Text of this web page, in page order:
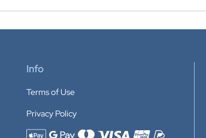
Info
Terms of Use
Privacy Policy